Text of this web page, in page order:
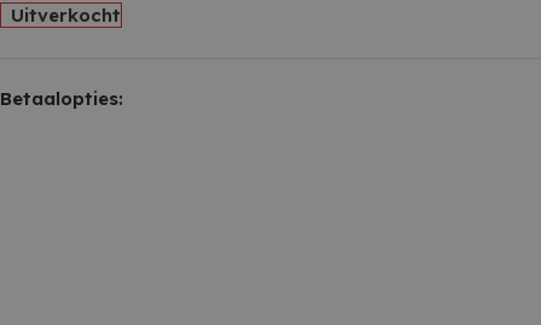
Uitverkocht
Betaalopties: